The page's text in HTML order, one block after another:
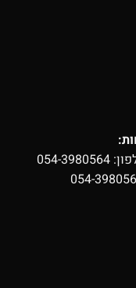
054-3980564
054-